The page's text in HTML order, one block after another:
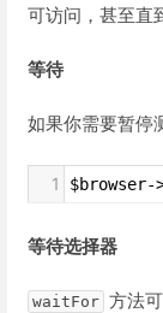
可访问，甚至
等待
如果你需要暂停
1 $browser-
等待选择器
waitFor 方法